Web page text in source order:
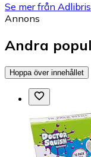
Se mer från Adlibris
Annons
Andra
Hoppa över innehållet